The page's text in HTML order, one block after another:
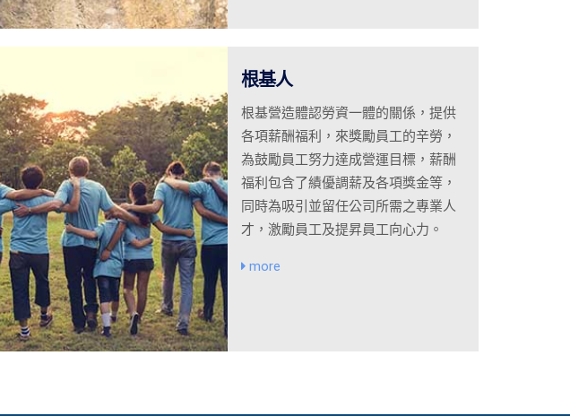
根基人
根基營造體認勞資一體的關係，提供
各項薪酬福利，來獎勵員工的辛勞，
為鼓勵員工努力達成營運目標，薪酬
福利包含了績優調薪及各項獎金等，
同時為吸引並留任公司所需之專業人
才，激勵員工及提昇員工向心力。
more